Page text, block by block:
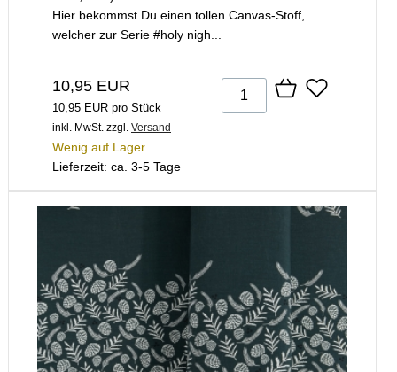
Hier bekommst Du einen tollen Canvas-Stoff,
welcher zur Serie #holy nigh...
10,95 EUR
10,95 EUR pro Stück
inkl. MwSt. zzgl. Versand
Wenig auf Lager
Lieferzeit: ca. 3-5 Tage